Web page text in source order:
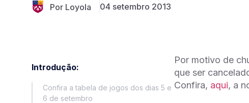
Por Loyola 04 setembro 2013
Introdução:
Confira a tabela de jogos dos dias 5 e
6 de setembro
Por motivo de
que ser
Confira, aqui, a